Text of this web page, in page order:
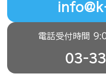
電話受付時間
03-